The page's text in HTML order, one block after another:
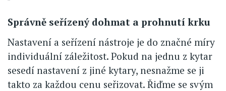
Správně seřízený dohmat a prohnutí krku
Nastavení a seřízení nástroje je do značné míry
individuální záležitost. Pokud na jednu z kytar
sesedí nastavení z jiné kytary, nesnažme se ji
takto za každou cenu seřizovat. Řiďme se svým